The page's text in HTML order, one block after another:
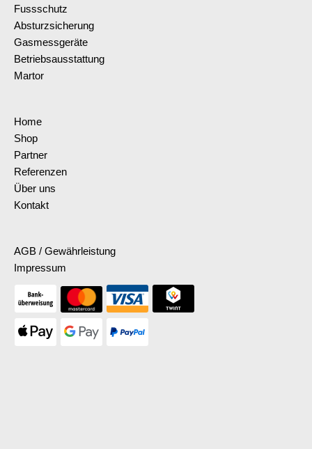
Fussschutz
Absturzsicherung
Gasmessgeräte
Betriebsausstattung
Martor
Home
Shop
Partner
Referenzen
Über uns
Kontakt
AGB / Gewährleistung
Impressum